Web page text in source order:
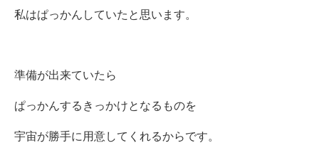
私はぱっかんしていたと思います。
準備が出来ていたら
ぱっかんするきっかけとなるものを
宇宙が勝手に用意してくれるからです。